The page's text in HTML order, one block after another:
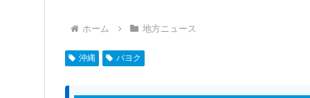
ホーム 地方ニュース
沖縄 パヨク